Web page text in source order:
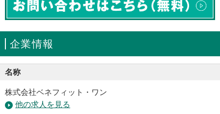
企業情報
名称
株式会社ベネフィット・ワン
他の求人を見る